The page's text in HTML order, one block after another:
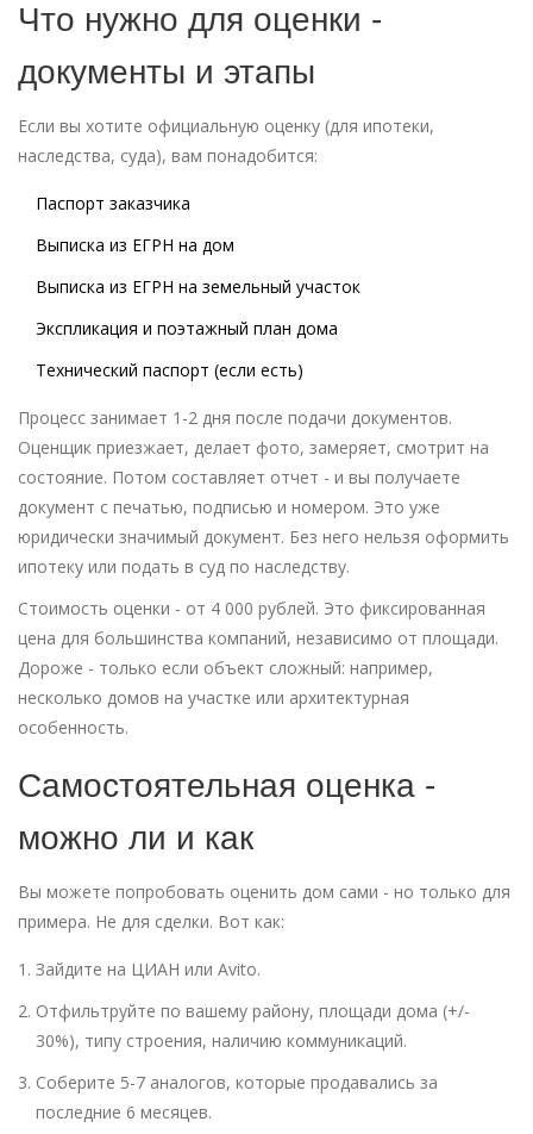
Что нужно для оценки -
документы и этапы
Если вы хотите официальную оценку (для ипотеки,
наследства, суда), вам понадобится:
Паспорт заказчика
Выписка из ЕГРН на дом
Выписка из ЕГРН на земельный участок
Экспликация и поэтажный план дома
Технический паспорт (если есть)
Процесс занимает 1-2 дня после подачи документов.
Оценщик приезжает, делает фото, замеряет, смотрит на
состояние. Потом составляет отчет - и вы получаете
документ с печатью, подписью и номером. Это уже
юридически значимый документ. Без него нельзя оформить
ипотеку или подать в суд по наследству.
Стоимость оценки - от 4 000 рублей. Это фиксированная
цена для большинства компаний, независимо от площади.
Дороже - только если объект сложный: например,
несколько домов на участке или архитектурная
особенность.
Самостоятельная оценка -
можно ли и как
Вы можете попробовать оценить дом сами - но только для
примера. Не для сделки. Вот как:
Зайдите на ЦИАН или Avito.
Отфильтруйте по вашему району, площади дома (+/-
30%), типу строения, наличию коммуникаций.
Соберите 5-7 аналогов, которые продавались за
последние 6 месяцев.